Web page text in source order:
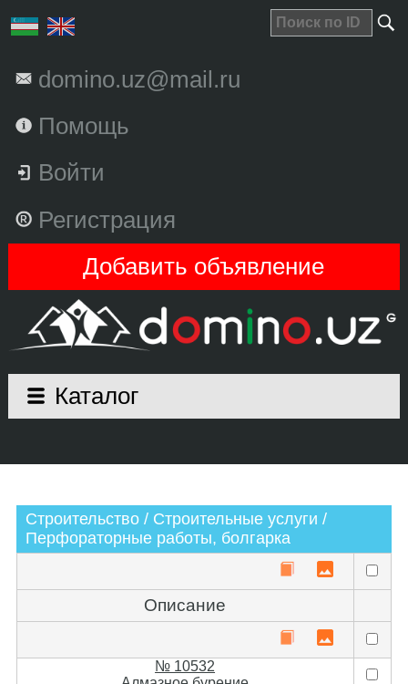
domino.uz@mail.ru
Помощь
Войти
Регистрация
Добавить объявление
Каталог
Строительство / Строительные услуги /
Перфораторные работы, болгарка
Описание
№ 10532